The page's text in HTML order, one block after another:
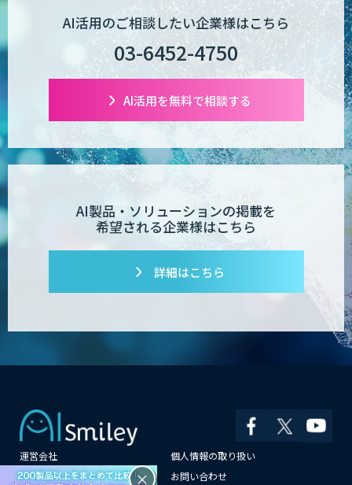
AI活用のご相談したい企業様はこちら
03-6452-4750
AI活用を無料で相談する
AI製品・ソリューションの掲載を
希望される企業様はこちら
詳細はこちら
運営会社
個人情報の取り扱い
よくある質問
お問い合わせ
×